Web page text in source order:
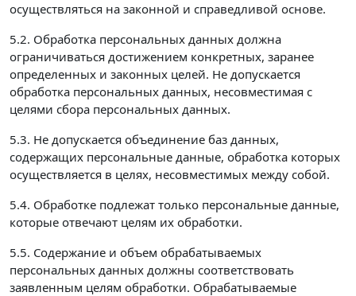
осуществляться на законной и справедливой основе.
5.2. Обработка персональных данных должна
ограничиваться достижением конкретных, заранее
определенных и законных целей. Не допускается
обработка персональных данных, несовместимая с
целями сбора персональных данных.
5.3. Не допускается объединение баз данных,
содержащих персональные данные, обработка которых
осуществляется в целях, несовместимых между собой.
5.4. Обработке подлежат только персональные данные,
которые отвечают целям их обработки.
5.5. Содержание и объем обрабатываемых
персональных данных должны соответствовать
заявленным целям обработки. Обрабатываемые